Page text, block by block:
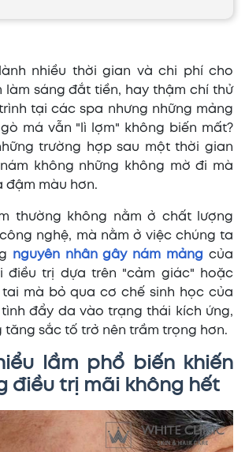
nhiều thời gian và chi phí cho
làm sáng đắt tiền, hay thậm chí thử
tại các spa nhưng những mảng
má vẫn "lì lợm" không biến mất?
trường hợp sau một thời gian
không những không mờ đi mà
đậm màu hơn.
thường không nằm ở chất lượng
nghệ, mà nằm ở việc chúng ta
nguyên nhân gây nám mảng của
điều trị dựa trên "cảm giác" hoặc
mà bỏ qua cơ chế sinh học của
đẩy da vào trạng thái kích ứng,
tăng sắc tố trở nên trầm trọng hơn.
lầm phổ biến khiến
điều trị mãi không hết